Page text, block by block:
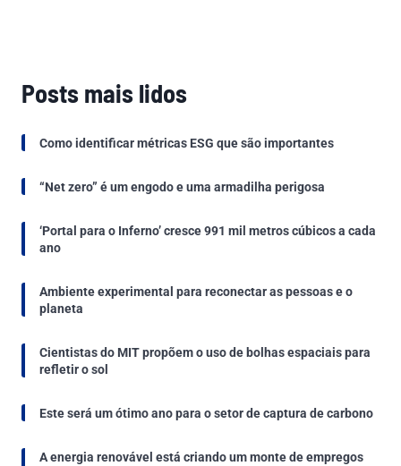
Posts mais lidos
Como identificar métricas ESG que são importantes
“Net zero” é um engodo e uma armadilha perigosa
‘Portal para o Inferno’ cresce 991 mil metros cúbicos a cada
ano
Ambiente experimental para reconectar as pessoas e o
planeta
Cientistas do MIT propõem o uso de bolhas espaciais para
refletir o sol
Este será um ótimo ano para o setor de captura de carbono
A energia renovável está criando um monte de empregos